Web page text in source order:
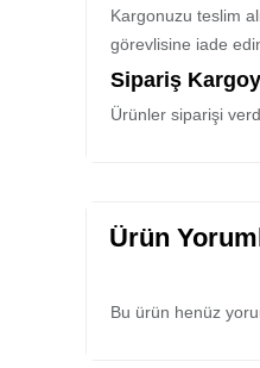
Kargonuzu teslim
görevlisine iade
Sipariş
Ürünler siparişi
Ürün
Bu ürün henüz